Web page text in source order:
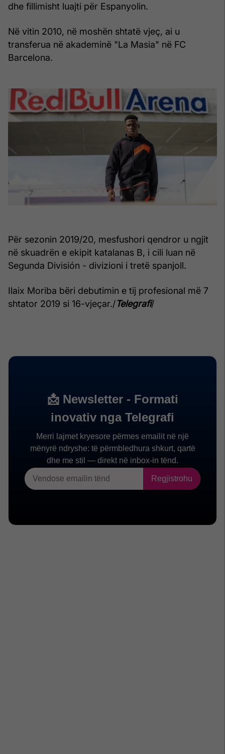
dhe fillimisht luajti për Espanyolin.
Në vitin 2010, në moshën shtatë vjeç, ai u
transferua në akademinë "La Masia" në FC
Barcelona.
Për sezonin 2019/20, mesfushori qendror u ngjit
në skuadrën e ekipit katalanas B, i cili luan në
Segunda División - divizioni i tretë spanjoll.
Ilaix Moriba bëri debutimin e tij profesional më 7
shtator 2019 si 16-vjeçar./Telegrafi/